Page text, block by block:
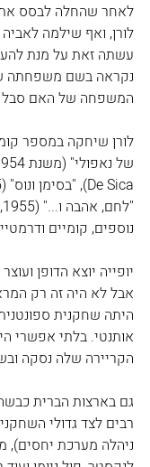
לאחר שהחלה לבסס את
לורן, ואף שילמה
עשתה זאת על מנת
נקראה בשם משפחתה
המשפחה של האם סבל
לורן שיחקה במספר
נוספים, קומיים
יופייה יוצא הדופן
אבל לא היה זה רק
היתה שחקנית
אותנטי. בלתי אפשרי
הקריירה שלה נסקה ובשנת 1957 היא הגיעה
גם בארצות הברית
רבים לצד גדולי
ניהלה מערכת יחסים),